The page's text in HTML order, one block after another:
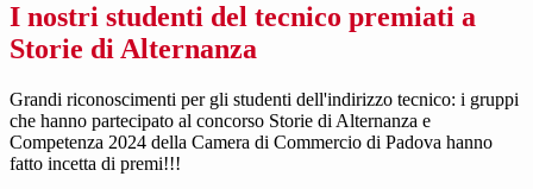
I nostri studenti del tecnico premiati a
Storie di Alternanza
Grandi riconoscimenti per gli studenti dell'indirizzo tecnico: i gruppi
che hanno partecipato al concorso Storie di Alternanza e
Competenza 2024 della Camera di Commercio di Padova hanno
fatto incetta di premi!!!